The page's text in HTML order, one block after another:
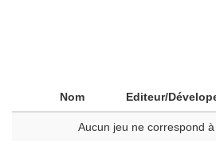
Nom Editeur/
Aucun jeu ne correspond à